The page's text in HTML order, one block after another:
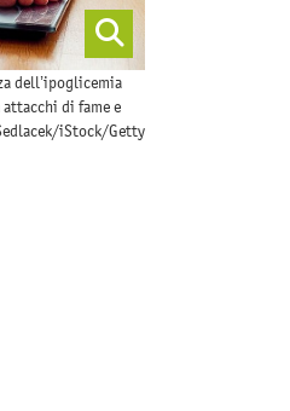
dell’ipoglicemia
di fame e
iStock/Getty